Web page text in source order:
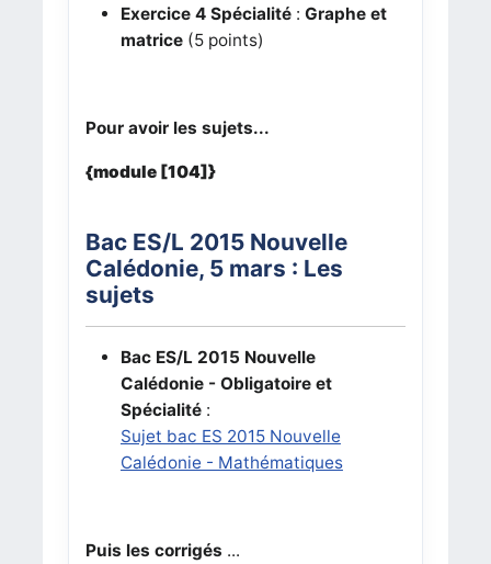
Exercice 4 Spécialité: Graphe et
matrice(5 points)
Pour avoir les sujets...
{module [104]}
Bac ES/L 2015 Nouvelle
Calédonie, 5 mars : Les
sujets
Bac ES/L 2015 Nouvelle
Calédonie - Obligatoire et
Spécialité:
Sujet bac ES 2015 Nouvelle
Calédonie - Mathématiques
Puis les corrigés ...